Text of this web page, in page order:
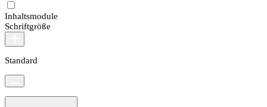
Inhaltsmodule
Schriftgröße
Standard